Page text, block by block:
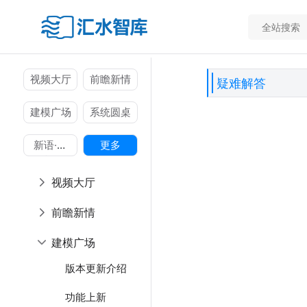
视频大厅 前瞻新情
建模广场 系统圆桌
新语·杂
谈
更多
视频大厅
前瞻新情
建模广场
版本更新介绍
功能上新
疑难解答